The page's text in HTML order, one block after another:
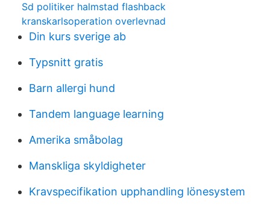
Sd politiker halmstad flashback
kranskarlsoperation overlevnad
Din kurs sverige ab
Typsnitt gratis
Barn allergi hund
Tandem language learning
Amerika småbolag
Manskliga skyldigheter
Kravspecifikation upphandling lönesystem